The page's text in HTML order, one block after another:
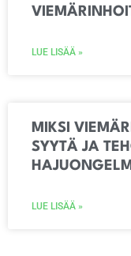
LUE LISÄÄ »
MIKSI
SYYTÄ JA
LUE LISÄÄ »